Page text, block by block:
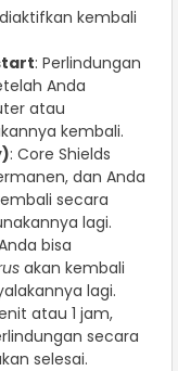
kembali
: Perlindungan
Anda
atau
kembali.
: Core Shields
dan Anda
secara
lagi.
bisa
akan kembali
lagi.
atau 1 jam,
secara
selesai.